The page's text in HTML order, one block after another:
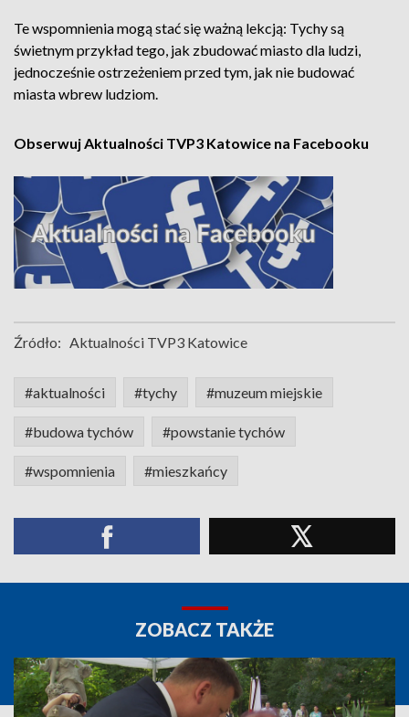
Te wspomnienia mogą stać się ważną lekcją: Tychy są
świetnym przykład tego, jak zbudować miasto dla ludzi,
jednocześnie ostrzeżeniem przed tym, jak nie budować
miasta wbrew ludziom.
Obserwuj Aktualności TVP3 Katowice na Facebooku
Źródło: Aktualności TVP3 Katowice
#aktualności #tychy #muzeum miejskie
#budowa tychów #powstanie tychów
#wspomnienia #mieszkańcy
ZOBACZ TAKŻE